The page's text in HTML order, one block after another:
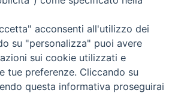
I nostri social
- Diocesi di Isernia-Venafro (C.F.
solo con permesso.
riservati
acconsenti all'utilizzo dei
su "personalizza" puoi avere
sui cookie utilizzati e
tue preferenze. Cliccando su
questa informativa proseguirai